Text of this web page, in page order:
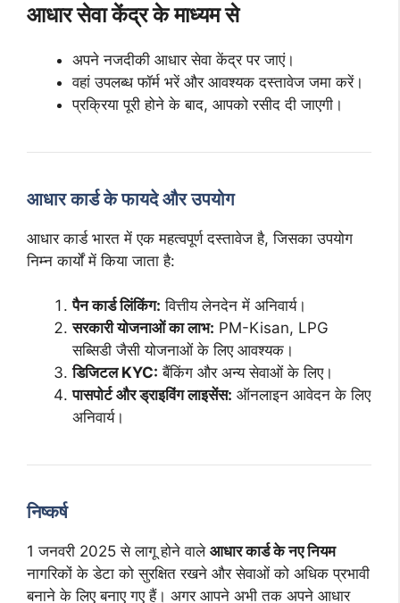
आधार सेवा केंद्र के माध्यम से
अपने नजदीकी आधार सेवा केंद्र पर जाएं।
वहां उपलब्ध फॉर्म भरें और आवश्यक दस्तावेज जमा करें।
प्रक्रिया पूरी होने के बाद, आपको रसीद दी जाएगी।
आधार कार्ड के फायदे और उपयोग
आधार कार्ड भारत में एक महत्वपूर्ण दस्तावेज है, जिसका उपयोग
निम्न कार्यों में किया जाता है:
पैन कार्ड लिंकिंग: वित्तीय लेनदेन में अनिवार्य।
सरकारी योजनाओं का लाभ: PM-Kisan, LPG
सब्सिडी जैसी योजनाओं के लिए आवश्यक।
डिजिटल KYC: बैंकिंग और अन्य सेवाओं के लिए।
पासपोर्ट और ड्राइविंग लाइसेंस: ऑनलाइन आवेदन के लिए
अनिवार्य।
निष्कर्ष
1 जनवरी 2025 से लागू होने वाले आधार कार्ड के नए नियम
नागरिकों के डेटा को सुरक्षित रखने और सेवाओं को अधिक प्रभावी
बनाने के लिए बनाए गए हैं। अगर आपने अभी तक अपने आधार